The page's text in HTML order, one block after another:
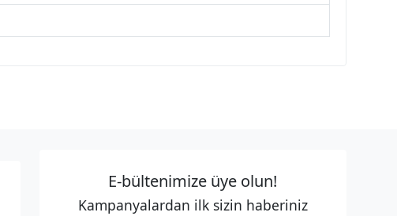
E-bültenimize üye olun!
Kampanyalardan ilk sizin haberiniz